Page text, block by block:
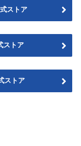
ストア
ストア
ストア